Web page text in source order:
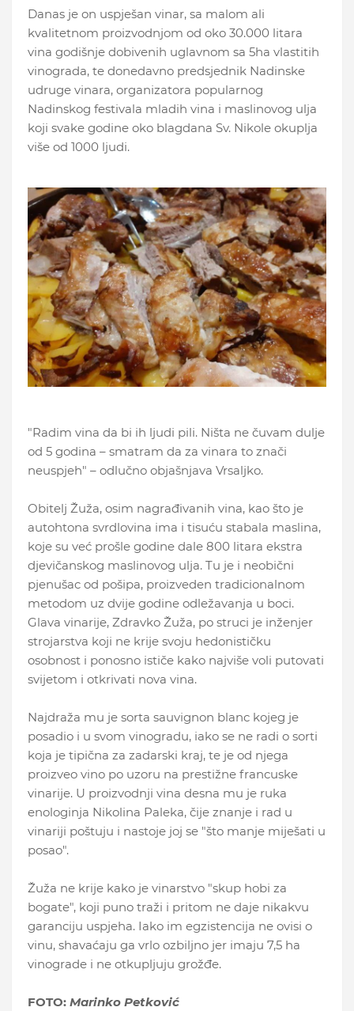
Danas je on uspješan vinar, sa malom ali
kvalitetnom proizvodnjom od oko 30.000 litara
vina godišnje dobivenih uglavnom sa 5ha vlastitih
vinograda, te donedavno predsjednik Nadinske
udruge vinara, organizatora popularnog
Nadinskog festivala mladih vina i maslinovog ulja
koji svake godine oko blagdana Sv. Nikole okuplja
više od 1000 ljudi.
"Radim vina da bi ih ljudi pili. Ništa ne čuvam dulje
od 5 godina – smatram da za vinara to znači
neuspjeh" – odlučno objašnjava Vrsaljko.
Obitelj Žuža, osim nagrađivanih vina, kao što je
autohtona svrdlovina ima i tisuću stabala maslina,
koje su već prošle godine dale 800 litara ekstra
djevičanskog maslinovog ulja. Tu je i neobični
pjenušac od pošipa, proizveden tradicionalnom
metodom uz dvije godine odležavanja u boci.
Glava vinarije, Zdravko Žuža, po struci je inženjer
strojarstva koji ne krije svoju hedonističku
osobnost i ponosno ističe kako najviše voli putovati
svijetom i otkrivati nova vina.
Najdraža mu je sorta sauvignon blanc kojeg je
posadio i u svom vinogradu, iako se ne radi o sorti
koja je tipična za zadarski kraj, te je od njega
proizveo vino po uzoru na prestižne francuske
vinarije. U proizvodnji vina desna mu je ruka
enologinja Nikolina Paleka, čije znanje i rad u
vinariji poštuju i nastoje joj se "što manje miješati u
posao".
Žuža ne krije kako je vinarstvo "skup hobi za
bogate", koji puno traži i pritom ne daje nikakvu
garanciju uspjeha. Iako im egzistencija ne ovisi o
vinu, shavaćaju ga vrlo ozbiljno jer imaju 7,5 ha
vinograde i ne otkupljuju grožđe.
FOTO: Marinko Petković